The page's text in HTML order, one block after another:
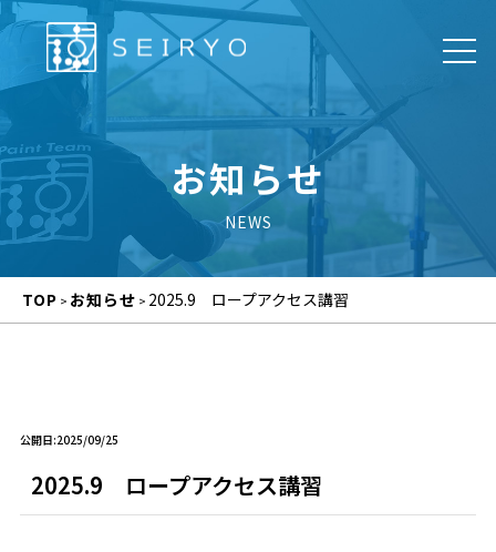
お知らせ
TOP > お知らせ > 2025.9 ロープアクセス講習
公開日:2025/09/25
2025.9 ロープアクセス講習